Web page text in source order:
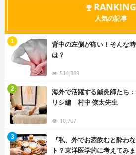
RANKING
人気の記事
背中の左側が痛い！そんな
は？
514,389
1
海外で活躍する鍼灸師たち
リシ編 村中 僚太先生
10,707
2
『私、外でお酒飲むと酔わ
ト？東洋医学的に考えてみま
3